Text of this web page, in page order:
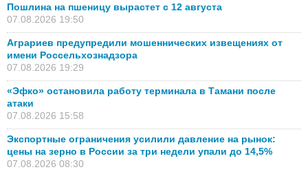
Пошлина на пшеницу вырастет с 12 августа
07.08.2026 19:50
Аграриев предупредили мошеннических извещениях от
имени Россельхознадзора
07.08.2026 19:29
«Эфко» остановила работу терминала в Тамани после
атаки
07.08.2026 15:58
Экспортные ограничения усилили давление на рынок:
цены на зерно в России за три недели упали до 14,5%
07.08.2026 08:30